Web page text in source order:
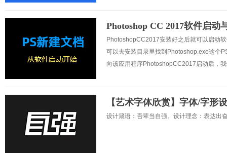
Photoshop CC 2017软件启动
PhotoshopCC2017安装好之后就可以启动
可以去安装目录里找到Photoshop.exe这个
向该应用程序PhotoshopCC2017启动后，
【艺术字体欣赏】字体/字形
设计箴语：吾辈当自强。设计理念：表达出